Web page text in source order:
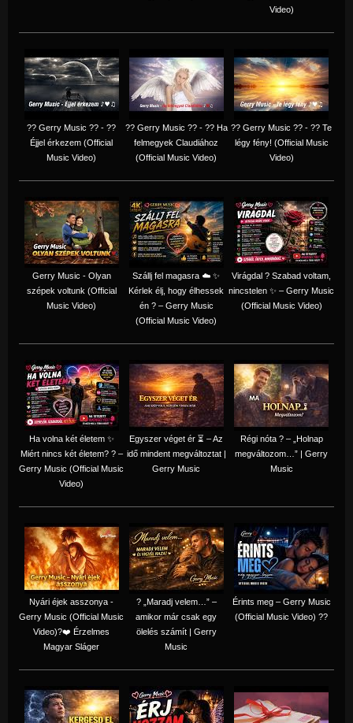
Video)
?? Gerry Music ?? - ??
Éjjel érkezem (Official
Music Video)
?? Gerry Music ?? - ?? Ha
felmegyek Claudiához
(Official Music Video)
?? Gerry Music ?? - ?? Te
légy fény! (Official Music
Video)
Gerry Music - Olyan
szépek voltunk (Official
Music Video)
Szállj fel magasra ☁️ ✨
Kérlek élj, hogy élhessek
én ? – Gerry Music
(Official Music Video)
Virágdal ? Szabad voltam,
nincstelen ✨ – Gerry Music
(Official Music Video)
Ha volna két életem ✨
Miért nincs két életem? ? –
Gerry Music (Official Music
Video)
Egyszer véget ér ⏳ – Az
idő mindent megváltoztat |
Gerry Music
Régi nóta ? – „Holnap
megváltozom…” | Gerry
Music
Nyári éjek asszonya -
Gerry Music (Official Music
Video)?❤️ Érzelmes
Magyar Sláger
? „Maradj velem…” –
amikor már csak egy
ölelés számít | Gerry
Music
Érints meg – Gerry Music
(Official Music Video) ??